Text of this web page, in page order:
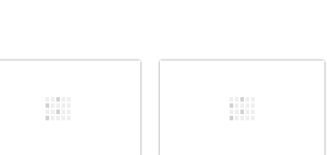
Kommentieren